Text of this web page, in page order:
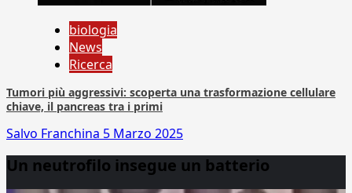
biologia
News
Ricerca
Tumori più aggressivi: scoperta una trasformazione cellulare
chiave, il pancreas tra i primi
Salvo Franchina 5 Marzo 2025
Un neutrofilo insegue un batterio